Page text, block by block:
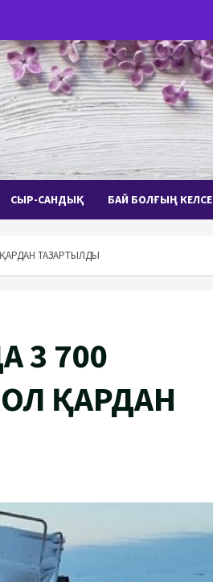
СЫР-САНДЫҚ БАЙ БОЛҒЫҢ КЕЛСЕ
ТАЗАРТЫЛДЫ
3 700
ҚАРДАН